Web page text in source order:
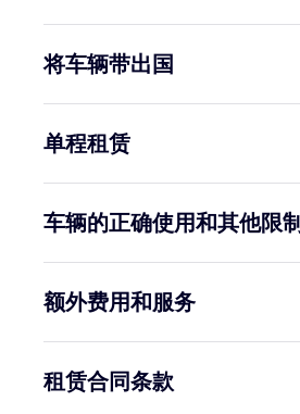
将车辆带出国
单程租赁
车辆的正确使用和其他限
额外费用和服务
租赁合同条款